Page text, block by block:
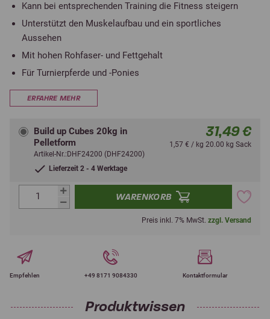
Kann bei entsprechenden Training die Fitness steigern
Unterstützt den Muskelaufbau und ein sportliches
Aussehen
Mit hohen Rohfaser- und Fettgehalt
Für Turnierpferde und -Ponies
ERFAHRE MEHR
Build up Cubes 20kg in
Pelletform
Artikel-Nr.:DHF24200 (DHF24200)
Lieferzeit 2 - 4 Werktage
31,49 €
1,57 € / kg 20.00 kg Sack
WARENKORB
Preis inkl. 7% MwSt. zzgl. Versand
Empfehlen +49 8171 9084330 Kontaktformular
Produktwissen